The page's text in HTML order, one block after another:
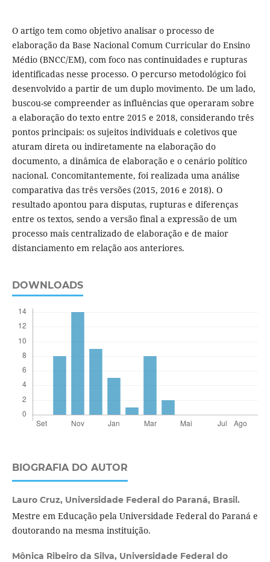
O artigo tem como objetivo analisar o processo de
elaboração da Base Nacional Comum Curricular do Ensino
Médio (BNCC/EM), com foco nas continuidades e rupturas
identificadas nesse processo. O percurso metodológico foi
desenvolvido a partir de um duplo movimento. De um lado,
buscou-se compreender as influências que operaram sobre
a elaboração do texto entre 2015 e 2018, considerando três
pontos principais: os sujeitos individuais e coletivos que
aturam direta ou indiretamente na elaboração do
documento, a dinâmica de elaboração e o cenário político
nacional. Concomitantemente, foi realizada uma análise
comparativa das três versões (2015, 2016 e 2018). O
resultado apontou para disputas, rupturas e diferenças
entre os textos, sendo a versão final a expressão de um
processo mais centralizado de elaboração e de maior
distanciamento em relação aos anteriores.
DOWNLOADS
BIOGRAFIA DO AUTOR
Lauro Cruz, Universidade Federal do Paraná, Brasil.
Mestre em Educação pela Universidade Federal do Paraná e
doutorando na mesma instituição.
Mônica Ribeiro da Silva, Universidade Federal do